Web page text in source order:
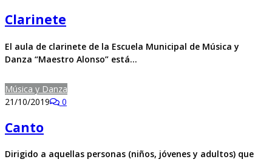
Clarinete
El aula de clarinete de la Escuela Municipal de Música y
Danza “Maestro Alonso” está…
Música y Danza
21/10/2019
0
Canto
Dirigido a aquellas personas (niños, jóvenes y adultos) que